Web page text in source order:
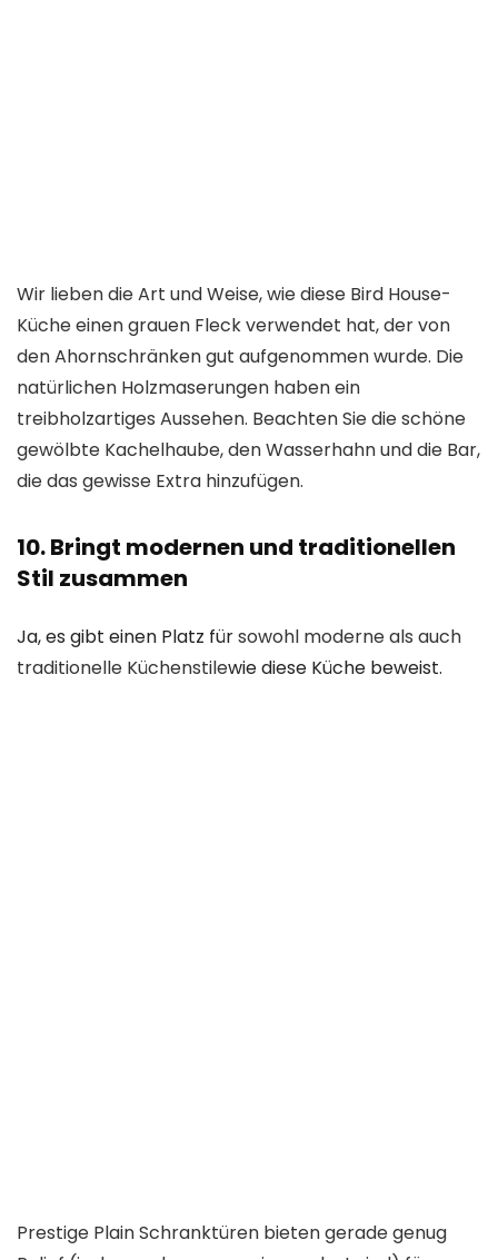
Wir lieben die Art und Weise, wie diese Bird House-
Küche einen grauen Fleck verwendet hat, der von
den Ahornschränken gut aufgenommen wurde. Die
natürlichen Holzmaserungen haben ein
treibholzartiges Aussehen. Beachten Sie die schöne
gewölbte Kachelhaube, den Wasserhahn und die Bar,
die das gewisse Extra hinzufügen.
10. Bringt modernen und traditionellen
Stil zusammen
Ja, es gibt einen Platz fürsowohl moderne als auch
traditionelle Küchenstilewie diese Küche beweist.
Prestige Plain Schranktüren bieten gerade genug